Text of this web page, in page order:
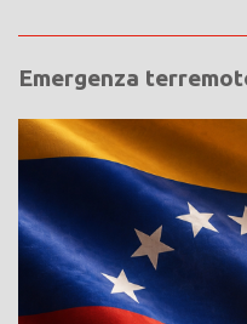
Emergenza